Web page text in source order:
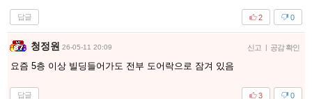
답글 0
2
청정원 26-05-11 20:09 신고 | 공감 확인
요즘 5층 이상 빌딩들어가도 전부 도어락으로 잠겨 있음
답글 0
3